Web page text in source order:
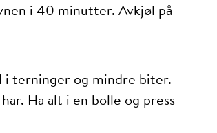
i 40 minutter. Avkjøl på
i terninger og mindre biter.
Ha alt i en bolle og press